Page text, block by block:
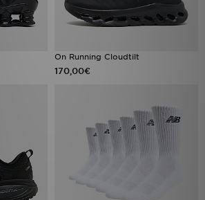
On Running Cloudtilt
170,00€